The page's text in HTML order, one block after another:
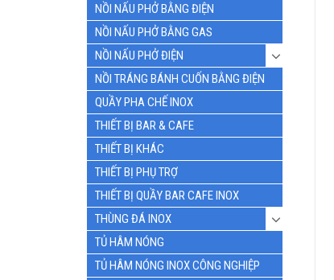
NỒI NẤU PHỞ BẰNG ĐIỆN
NỒI NẤU PHỞ BẰNG GAS
NỒI NẤU PHỞ ĐIỆN
NỒI TRÁNG BÁNH CUỐN BẰNG ĐIỆN
QUẦY PHA CHẾ INOX
THIẾT BỊ BAR & CAFE
THIẾT BỊ KHÁC
THIẾT BỊ PHỤ TRỢ
THIẾT BỊ QUẦY BAR CAFE INOX
THÙNG ĐÁ INOX
TỦ HÂM NÓNG
TỦ HÂM NÓNG INOX CÔNG NGHIỆP